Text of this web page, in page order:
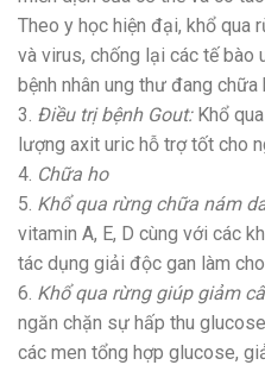
Theo y học hiện đại, khổ qua
và virus, chống lại các tế bào
bệnh nhân ung thư đang chữa
3. Điều trị bệnh Gout:Khổ
lượng axit uric hỗ trợ tốt cho
4. Chữa ho
5. Khổ qua rừng chữa nám
vitamin A, E, D cùng với các
tác dụng giải độc gan làm
6. Khổ qua rừng giúp giảm
ngăn chặn sự hấp thu
các men tổng hợp glucose,